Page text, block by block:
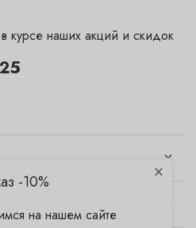
курсе наших акций и скидок
×
-10%
на нашем сайте